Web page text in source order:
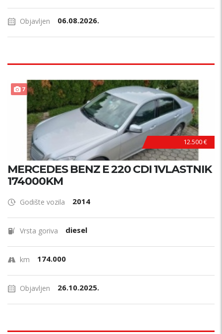
Objavljen 06.08.2026.
7
12.500 €
MERCEDES BENZ E 220 CDI 1VLASTNIK
174000KM
Godište vozila 2014
Vrsta goriva diesel
km 174.000
Objavljen 26.10.2025.